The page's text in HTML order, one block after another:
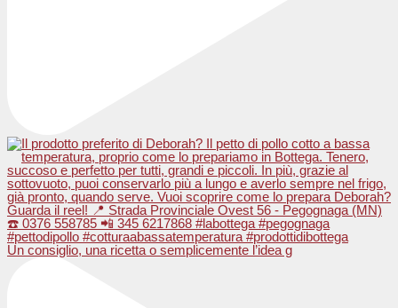
Un consiglio, una ricetta o semplicemente l’idea g